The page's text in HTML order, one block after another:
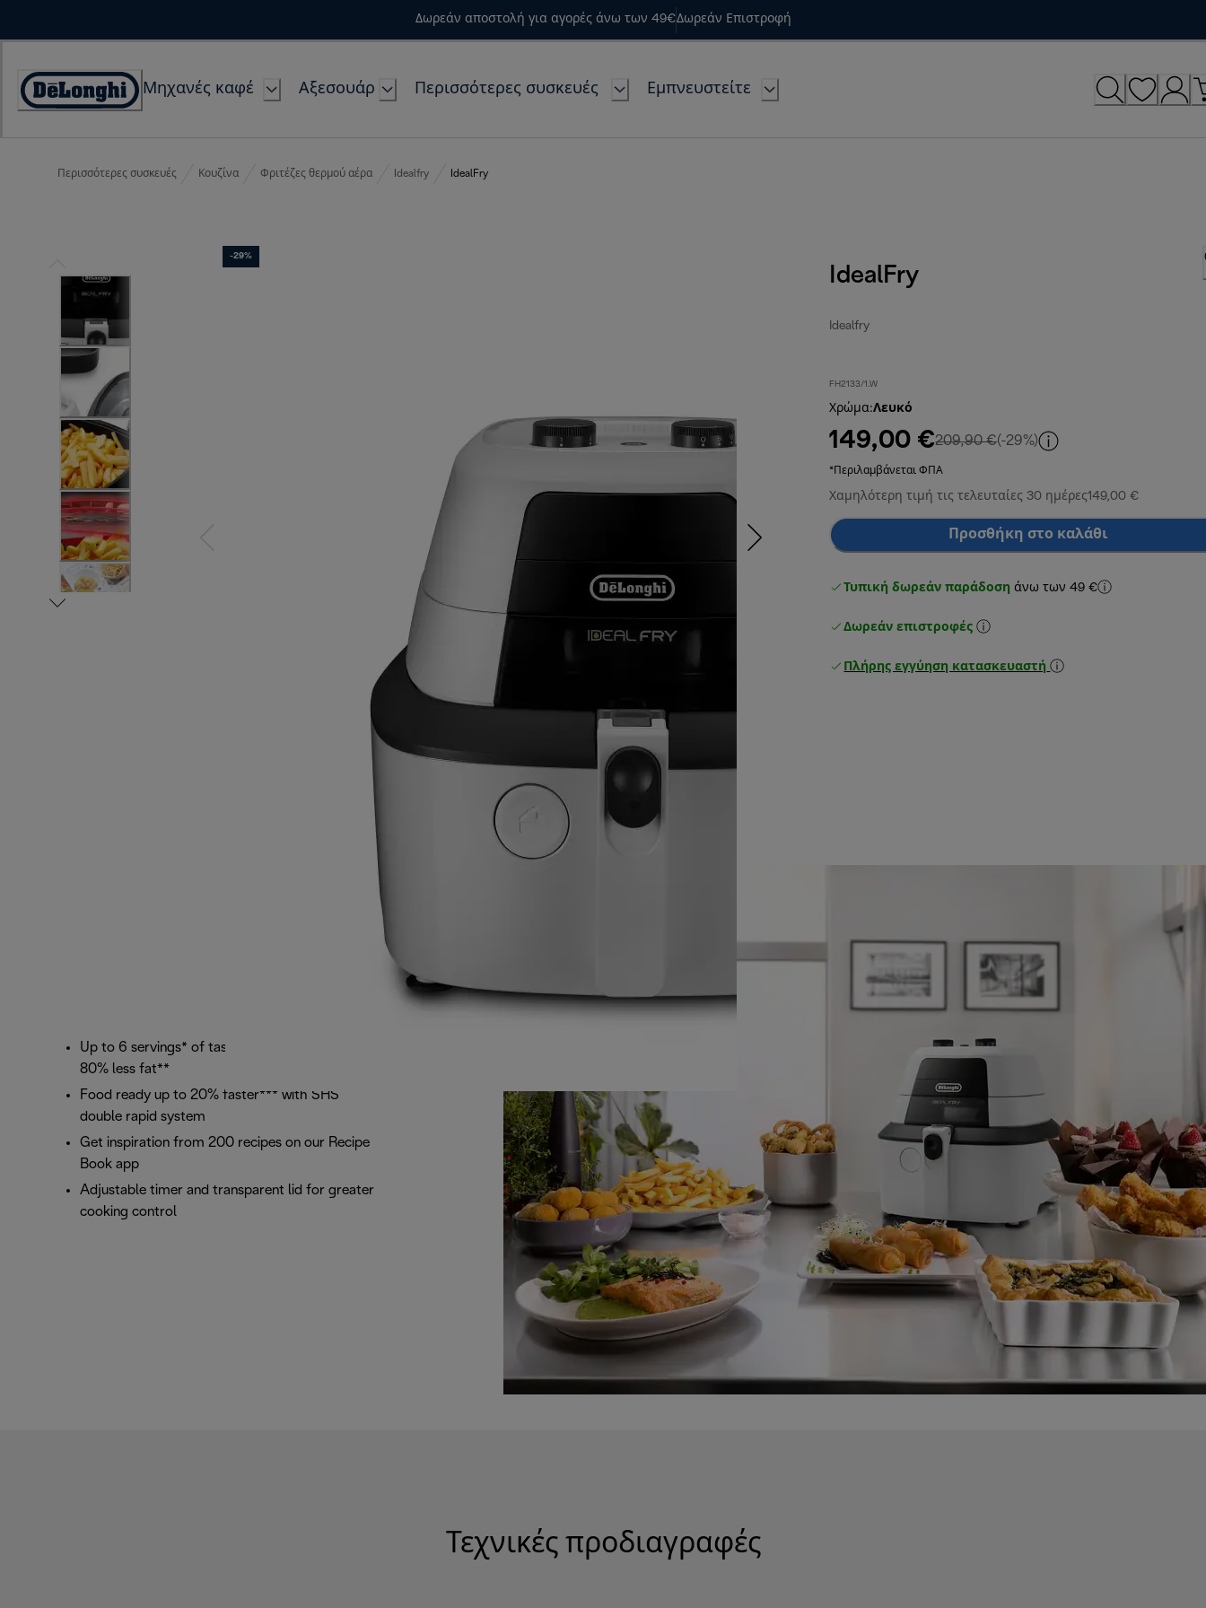
Δωρεάν αποστολή για αγορές άνω των 49€Δωρεάν Επιστροφή
Accessibility
Μηχανές καφέ Αξεσουάρ Περισσότερες συσκευές Εμπνευστείτε
Περισσότερες συσκευές Κουζίνα Φριτέζες θερμού αέρα Idealfry IdealFry
-29%
IdealFry
Idealfry
FH2133/1.W
Χρώμα:Λευκό
149,00 €209,90 €αρχική τιμή 209,90 €
(-29%)
*Περιλαμβάνεται ΦΠΑ
Χαμηλότερη τιμή τις τελευταίες 30 ημέρες149,00 €
Προσθήκη στο καλάθι
Τυπική δωρεάν παράδοση άνω των 49 €
Δωρεάν επιστροφές
Πλήρης εγγύηση κατασκευαστή
Up to 6 servings* of tasty, crispy fried food with
80% less fat**
Food ready up to 20% faster*** with SHS
double rapid system
Get inspiration from 200 recipes on our Recipe
Book app
Adjustable timer and transparent lid for greater
cooking control
Τεχνικές προδιαγραφές